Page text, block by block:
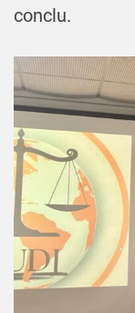
conclu.